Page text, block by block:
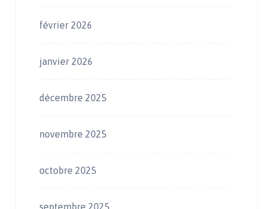
février 2026
janvier 2026
décembre 2025
novembre 2025
octobre 2025
septembre 2025